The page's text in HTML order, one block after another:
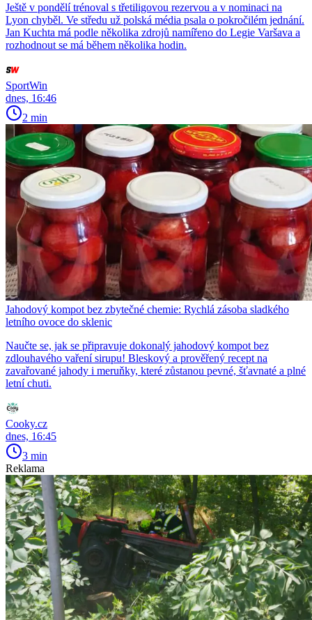
Ještě v pondělí trénoval s třetiligovou rezervou a v nominaci na
Lyon chyběl. Ve středu už polská média psala o pokročilém jednání.
Jan Kuchta má podle několika zdrojů namířeno do Legie Varšava a
rozhodnout se má během několika hodin.
SportWin
dnes, 16:46
2 min
Jahodový kompot bez zbytečné chemie: Rychlá zásoba sladkého
letního ovoce do sklenic
Naučte se, jak se připravuje dokonalý jahodový kompot bez
zdlouhavého vaření sirupu! Bleskový a prověřený recept na
zavařované jahody i meruňky, které zůstanou pevné, šťavnaté a plné
letní chuti.
Cooky.cz
dnes, 16:45
3 min
Reklama